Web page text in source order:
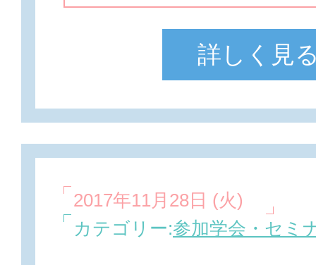
詳しく見
2017年11月28日 (火)
カテゴリー:参加学会・セミ